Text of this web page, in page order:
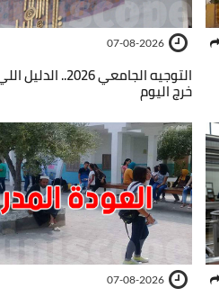
07-08-2026
التوجيه الجامعي
خرج اليوم
07-08-2026